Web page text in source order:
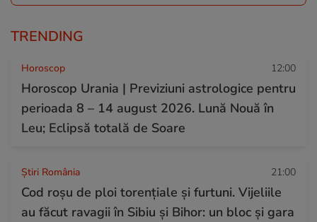
TRENDING
Horoscop 12:00
Horoscop Urania | Previziuni astrologice pentru
perioada 8 – 14 august 2026. Lună Nouă în
Leu; Eclipsă totală de Soare
Știri România 21:00
Cod roșu de ploi torențiale și furtuni. Vijeliile
au făcut ravagii în Sibiu și Bihor: un bloc și gara